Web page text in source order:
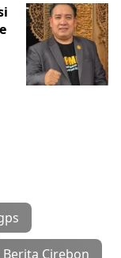
Berita Cirebon